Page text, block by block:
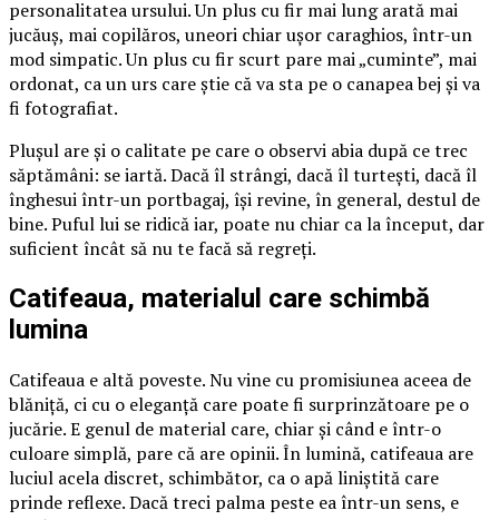
personalitatea ursului. Un plus cu fir mai lung arată mai
jucăuș, mai copilăros, uneori chiar ușor caraghios, într-un
mod simpatic. Un plus cu fir scurt pare mai „cuminte”, mai
ordonat, ca un urs care știe că va sta pe o canapea bej și va
fi fotografiat.
Plușul are și o calitate pe care o observi abia după ce trec
săptămâni: se iartă. Dacă îl strângi, dacă îl turtești, dacă îl
înghesui într-un portbagaj, își revine, în general, destul de
bine. Puful lui se ridică iar, poate nu chiar ca la început, dar
suficient încât să nu te facă să regreți.
Catifeaua, materialul care schimbă
lumina
Catifeaua e altă poveste. Nu vine cu promisiunea aceea de
blăniță, ci cu o eleganță care poate fi surprinzătoare pe o
jucărie. E genul de material care, chiar și când e într-o
culoare simplă, pare că are opinii. În lumină, catifeaua are
luciul acela discret, schimbător, ca o apă liniștită care
prinde reflexe. Dacă treci palma peste ea într-un sens, e